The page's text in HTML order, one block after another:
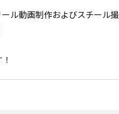
ル動画制作およびスチール撮